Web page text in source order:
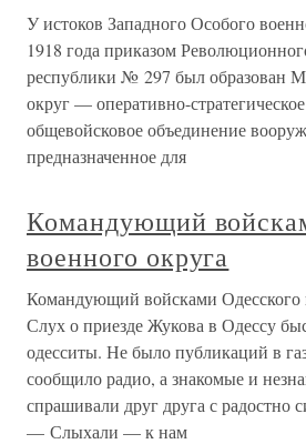
У истоков Западного Особого
1918 года приказом
республики № 297 был образован
округ — оперативно-
общевойсковое объединение
предназначенное для
Командующий
военного округа
Командующий войсками Одесского
Слух о приезде Жукова в Одессу
одесситы. Не было публикаций в
сообщило радио, а знакомые и
спрашивали друг друга с радостно
— Слыхали — к нам